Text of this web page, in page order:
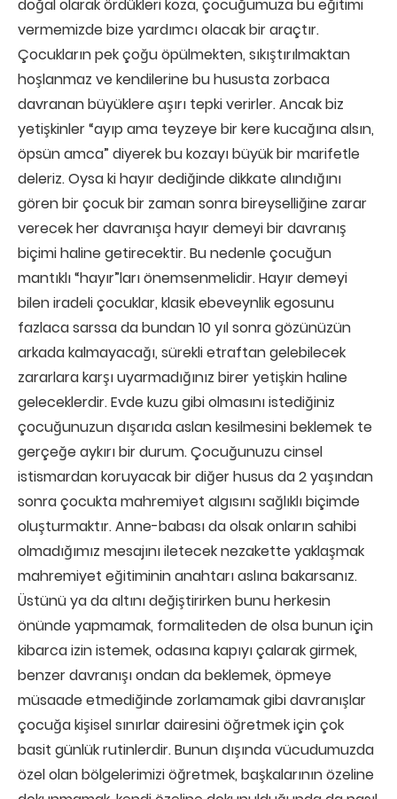
doğal olarak ördükleri koza, çocuğumuza bu eğitimi
vermemizde bize yardımcı olacak bir araçtır.
Çocukların pek çoğu öpülmekten, sıkıştırılmaktan
hoşlanmaz ve kendilerine bu hususta zorbaca
davranan büyüklere aşırı tepki verirler. Ancak biz
yetişkinler “ayıp ama teyzeye bir kere kucağına alsın,
öpsün amca” diyerek bu kozayı büyük bir marifetle
deleriz. Oysa ki hayır dediğinde dikkate alındığını
gören bir çocuk bir zaman sonra bireyselliğine zarar
verecek her davranışa hayır demeyi bir davranış
biçimi haline getirecektir. Bu nedenle çocuğun
mantıklı “hayır”ları önemsenmelidir. Hayır demeyi
bilen iradeli çocuklar, klasik ebeveynlik egosunu
fazlaca sarssa da bundan 10 yıl sonra gözünüzün
arkada kalmayacağı, sürekli etraftan gelebilecek
zararlara karşı uyarmadığınız birer yetişkin haline
geleceklerdir. Evde kuzu gibi olmasını istediğiniz
çocuğunuzun dışarıda aslan kesilmesini beklemek te
gerçeğe aykırı bir durum. Çocuğunuzu cinsel
istismardan koruyacak bir diğer husus da 2 yaşından
sonra çocukta mahremiyet algısını sağlıklı biçimde
oluşturmaktır. Anne-babası da olsak onların sahibi
olmadığımız mesajını iletecek nezakette yaklaşmak
mahremiyet eğitiminin anahtarı aslına bakarsanız.
Üstünü ya da altını değiştirirken bunu herkesin
önünde yapmamak, formaliteden de olsa bunun için
kibarca izin istemek, odasına kapıyı çalarak girmek,
benzer davranışı ondan da beklemek, öpmeye
müsaade etmediğinde zorlamamak gibi davranışlar
çocuğa kişisel sınırlar dairesini öğretmek için çok
basit günlük rutinlerdir. Bunun dışında vücudumuzda
özel olan bölgelerimizi öğretmek, başkalarının özeline